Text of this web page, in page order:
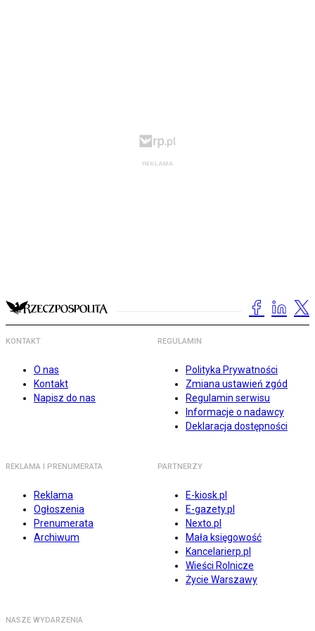
KONTAKT
O nas
Kontakt
Napisz do nas
REGULAMIN
Polityka Prywatności
Zmiana ustawień zgód
Regulamin serwisu
Informacje o nadawcy
Deklaracja dostępności
REKLAMA I PRENUMERATA
Reklama
Ogłoszenia
Prenumerata
Archiwum
PARTNERZY
E-kiosk.pl
E-gazety.pl
Nexto.pl
Mała księgowość
Kancelarierp.pl
Wieści Rolnicze
Życie Warszawy
NASZE WYDARZENIA